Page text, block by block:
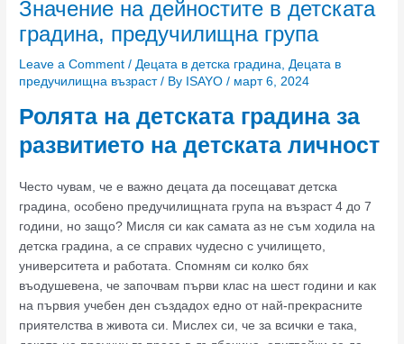
Значение на дейностите в детската
градина, предучилищна група
Leave a Comment / Децата в детска градина
Децата в
предучилищна възраст/ By ISAYO/ март 6, 2024
Ролята на детската градина за
развитието на детската личност
Често чувам, че е важно децата да посещават детска
градина, особено предучилищната група на възраст 4 до 7
години, но защо? Мисля си как самата аз не съм ходила на
детска градина, а се справих чудесно с училището,
университета и работата. Спомням си колко бях
въодушевена, че започвам първи клас на шест години и как
на първия учебен ден създадох едно от най-прекрасните
приятелства в живота си. Мислех си, че за всички е така,